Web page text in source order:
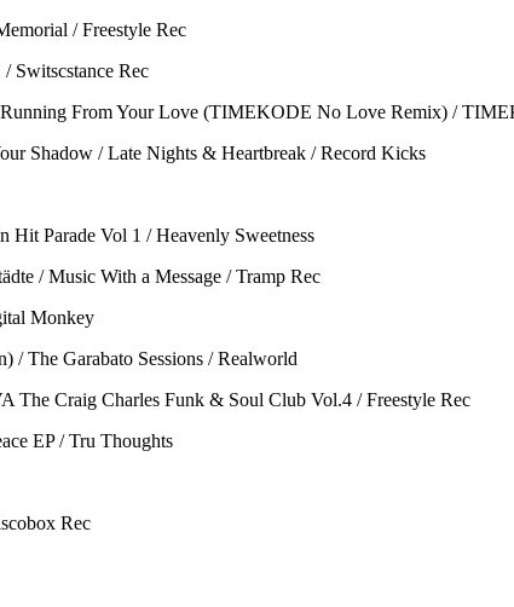
/ Freestyle Rec
Switscstance Rec
From Your Love (TIMEKODE No Love Remix) /
Shadow / Late Nights & Heartbreak / Record Kicks
Hit Parade Vol 1 / Heavenly Sweetness
/ Music With a Message / Tramp Rec
Monkey
/ The Garabato Sessions / Realworld
The Craig Charles Funk & Soul Club Vol.4 / Freestyle Rec
EP / Tru Thoughts
Rec